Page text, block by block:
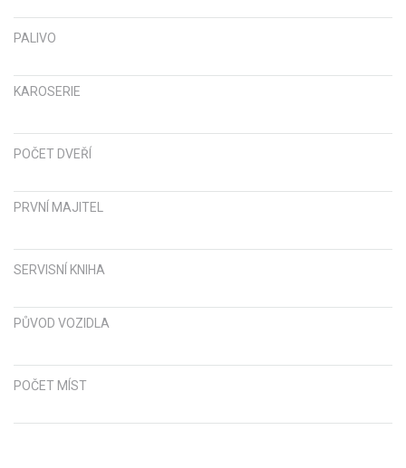
PALIVO
KAROSERIE
POČET DVEŘÍ
PRVNÍ MAJITEL
SERVISNÍ KNIHA
PŮVOD VOZIDLA
POČET MÍST